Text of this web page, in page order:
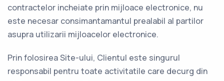
contractelor incheiate prin mijloace electronice, nu
este necesar consimantamantul prealabil al partilor
asupra utilizarii mijloacelor electronice.
Prin folosirea Site-ului, Clientul este singurul
responsabil pentru toate activitatile care decurg din